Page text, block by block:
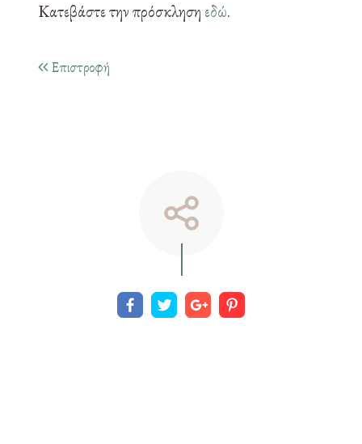
Κατεβάστε την πρόσκληση εδώ.
Επιστροφή